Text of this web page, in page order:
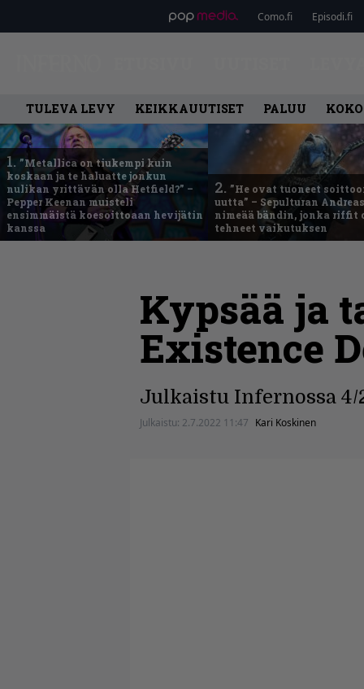
Como.fi Episodi.fi
TULEVA LEVY KEIKKAUUTISET PALUU
1. ”Metallica on tiukempi kuin
koskaan ja te haluatte jonkun
nulikan yrittävän olla Hetfield?” –
Pepper Keenan muisteli
ensimmäistä koesoittoaan hevijätin
kanssa
2. ”He ovat tuoneet
uutta” – Sepulturan
nimeää bändin, jonka riffit
tehneet vaikutuksen
Kypsää ja
Existence
Julkaistu Infernossa 4/
Julkaistu: 2.7.2022 11:47 Kari Koskinen